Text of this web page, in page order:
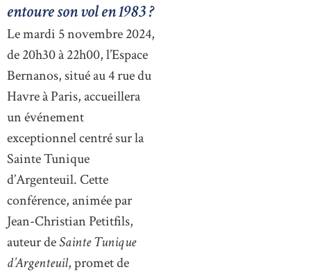
entoure son vol en 1983 ?
Le mardi 5 novembre 2024,
de 20h30 à 22h00, l’Espace
Bernanos, situé au 4 rue du
Havre à Paris, accueillera
un événement
exceptionnel centré sur la
Sainte Tunique
d’Argenteuil. Cette
conférence, animée par
Jean-Christian Petitfils,
auteur deSainte Tunique
d’Argenteuil, promet de